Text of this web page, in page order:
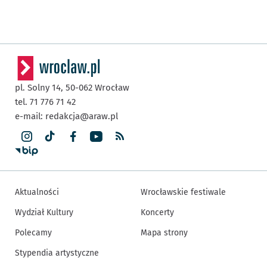
pl. Solny 14, 50-062 Wrocław
tel. 71 776 71 42
e-mail: redakcja@araw.pl
Aktualności
Wydział Kultury
Polecamy
Stypendia artystyczne
Wrocławskie festiwale
Koncerty
Mapa strony